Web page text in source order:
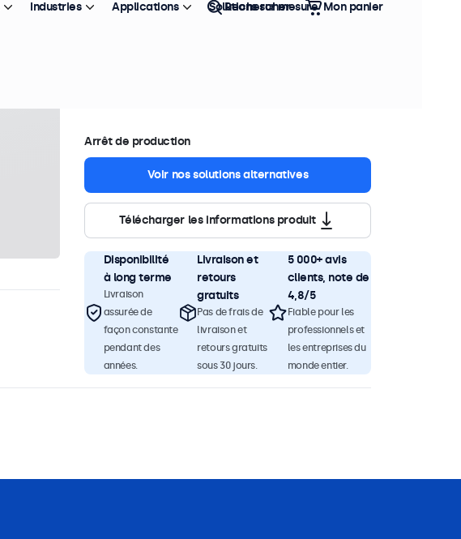
Arrêt de production
Voir nos solutions alternatives
Télécharger les informations produit
Disponibilité
à long terme
Livraison
assurée de
façon constante
pendant des
années.
Livraison et
retours
gratuits
Pas de frais de
livraison et
retours gratuits
sous 30 jours.
5 000+ avis
clients, note de
4,8/5
Fiable pour les
professionnels et
les entreprises du
monde entier.
Industries Applications Solutions sur mesure
Rechercher Mon panier